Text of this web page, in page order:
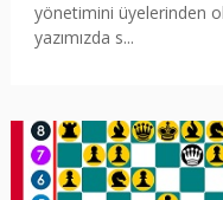
yönetimini üyelerinden
yazımızda s...